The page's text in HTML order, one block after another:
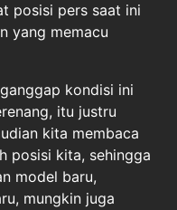
posisi pers saat ini
yang memacu
kondisi ini
itu justru
kita membaca
posisi kita, sehingga
model baru,
mungkin juga